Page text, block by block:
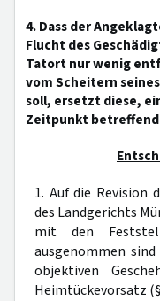
4. Dass der
Flucht des
Tatort nur wenig
vom Scheitern
soll, ersetzt diese,
Zeitpunkt
1. Auf die Revision
des Landgerichts
mit den
ausgenommen
objektiven
Heimtückevorsatz (§